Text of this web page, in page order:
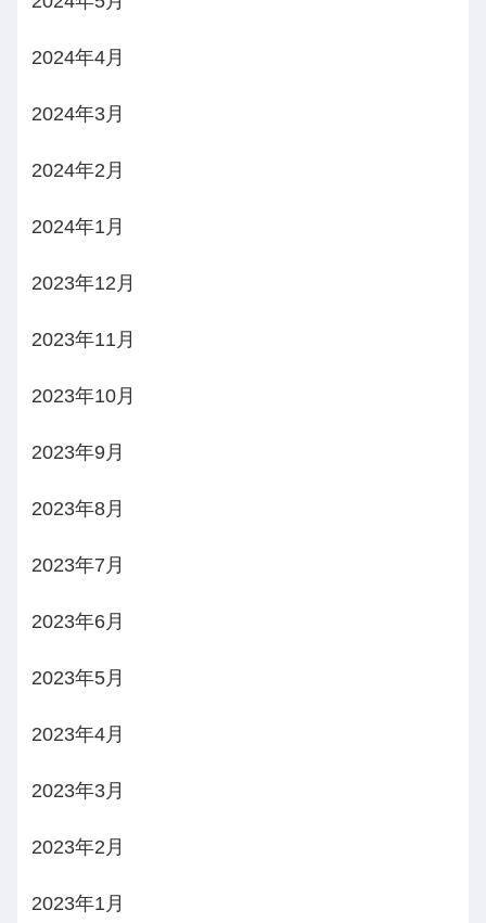
2024年4月
2024年3月
2024年2月
2024年1月
2023年12月
2023年11月
2023年10月
2023年9月
2023年8月
2023年7月
2023年6月
2023年5月
2023年4月
2023年3月
2023年2月
2023年1月